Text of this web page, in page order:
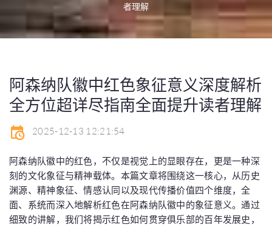
者理解
阿森纳队徽中红色象征意义深度解析
全方位超详尽指南全面提升读者理解
2025-12-13 12:21:54
阿森纳队徽中的红色，不仅是视觉上的显眼存在，更是一种深
刻的文化象征与精神载体。本篇文章将围绕这一核心，从历史
渊源、精神象征、情感认同以及现代传播价值四个维度，全
面、系统而深入地解析红色在阿森纳队徽中的象征意义。通过
细致的讲解，我们将揭示红色如何贯穿俱乐部的百年发展史，